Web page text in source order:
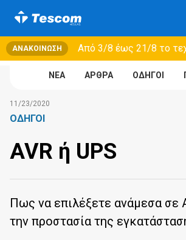
ΑΝΑΚΟΊΝΩΣΗ
NEA ΑΡΘΡΑ ΟΔΗΓΟΙ
11/23/2020
ΟΔΗΓΟΙ
AVR ή UPS
Πως να επιλέξετε ανάμεσα σε
την προστασία της